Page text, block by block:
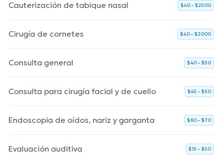
Cauterización de tabique nasal $40 – $2500
Cirugía de cornetes $40 – $2000
Consulta general $40 – $50
Consulta para cirugía facial y de cuello $45 – $50
Endoscopia de oídos, nariz y garganta $60 – $70
Evaluación auditiva $15 – $50